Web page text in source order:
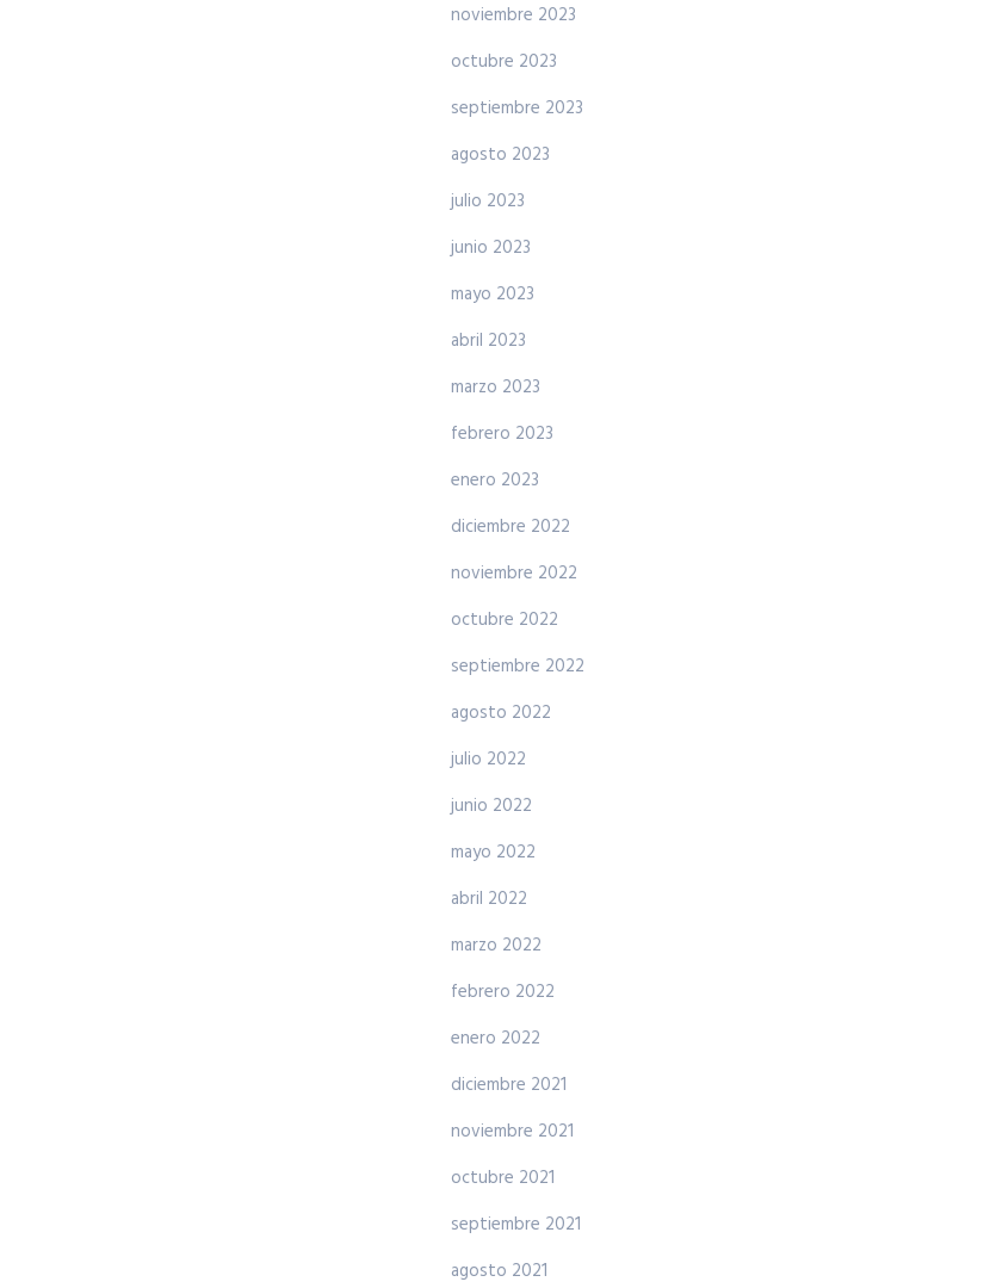
noviembre 2023
octubre 2023
septiembre 2023
agosto 2023
julio 2023
junio 2023
mayo 2023
abril 2023
marzo 2023
febrero 2023
enero 2023
diciembre 2022
noviembre 2022
octubre 2022
septiembre 2022
agosto 2022
julio 2022
junio 2022
mayo 2022
abril 2022
marzo 2022
febrero 2022
enero 2022
diciembre 2021
noviembre 2021
octubre 2021
septiembre 2021
agosto 2021